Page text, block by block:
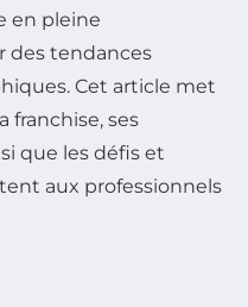
en pleine
des tendances
Cet article met
franchise, ses
que les défis et
aux professionnels